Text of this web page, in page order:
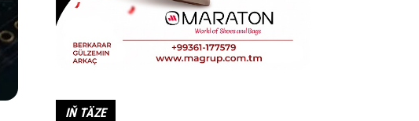
IŇ TÄZE